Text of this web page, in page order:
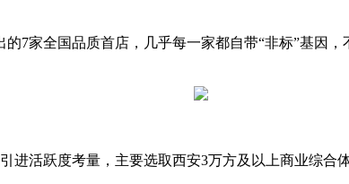
7家全国品质首店，几乎每一家都自带“非标”基因
进活跃度考量，主要选取西安3万方及以上商业综合